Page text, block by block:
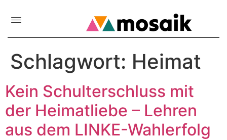
Schlagwort: Heimat
Kein Schulterschluss mit
der Heimatliebe – Lehren
aus dem LINKE-Wahlerfolg